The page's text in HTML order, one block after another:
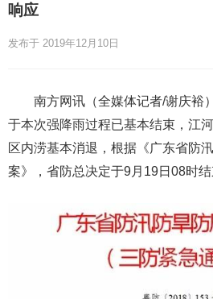
响应
发布于 2019年12月10日
南方网讯（全媒体记者/谢庆裕
于本次强降雨过程已基本结束，江
区内涝基本消退，根据《广东省防
案》，省防总决定于9月19日08时